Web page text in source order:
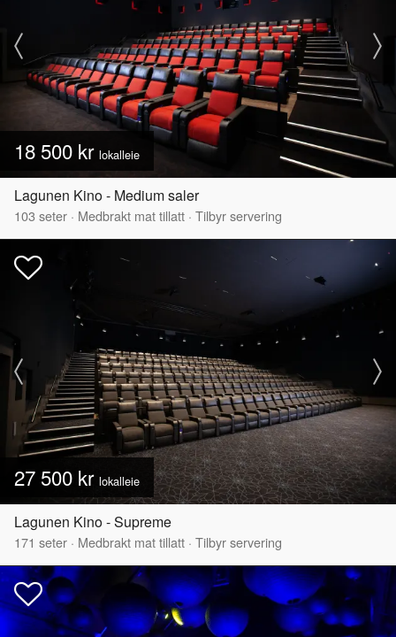
18 500 kr lokalleie
Lagunen Kino - Medium saler
103 seter · Medbrakt mat tillatt · Tilbyr servering
27 500 kr lokalleie
Lagunen Kino - Supreme
171 seter · Medbrakt mat tillatt · Tilbyr servering